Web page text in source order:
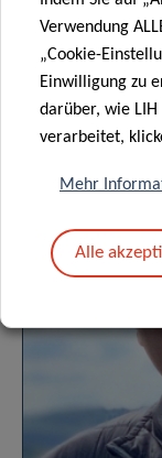
Verwendung
„Cookie-
Einwilligung zu
darüber, wie
verarbeitet,
Mehr
Alle